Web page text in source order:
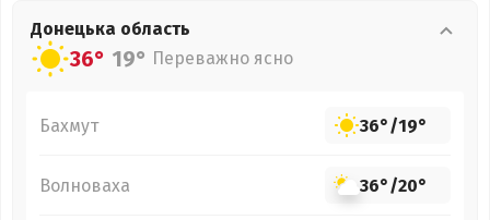
Донецька область
36° 19° Переважно ясно
Бахмут 36°/19°
Волноваха 36°/20°